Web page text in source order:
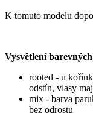
K tomuto modelu
Vysvětlení
rooted - u
odstín, vlasy
mix - barva
bez odrostu